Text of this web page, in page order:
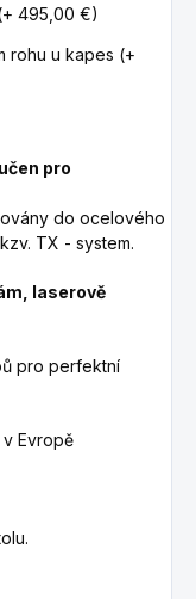
495,00 €)
rohu u kapes (+
pro
do ocelového
TX - system.
laserově
pro perfektní
Evropě